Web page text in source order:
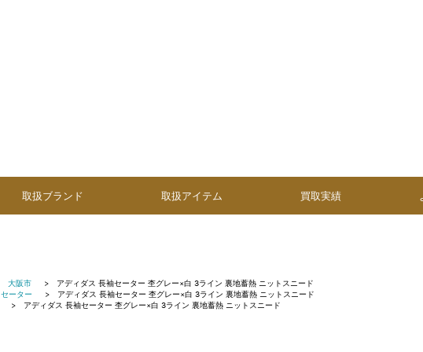
取扱ブランド 取扱アイテム 買取実績
大阪市
アディダス 長袖セーター 杢グレー×白 3ライン 裏地蓄熱 ニットスニード
セーター
アディダス 長袖セーター 杢グレー×白 3ライン 裏地蓄熱 ニットスニード
アディダス 長袖セーター 杢グレー×白 3ライン 裏地蓄熱 ニットスニード